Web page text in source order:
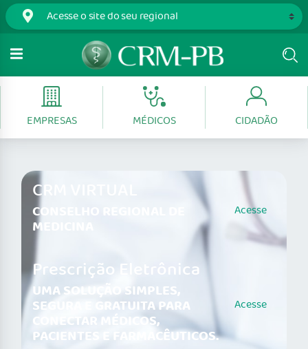
EMPRESAS MÉDICOS CIDADÃO
CRM VIRTUAL
CONSELHO REGIONAL DE
MEDICINA
Acesse
Prescrição Eletrônica
UMA SOLUÇÃO SIMPLES,
SEGURA E GRATUITA PARA
CONECTAR MÉDICOS,
PACIENTES E FARMACÊUTICOS.
Acesse